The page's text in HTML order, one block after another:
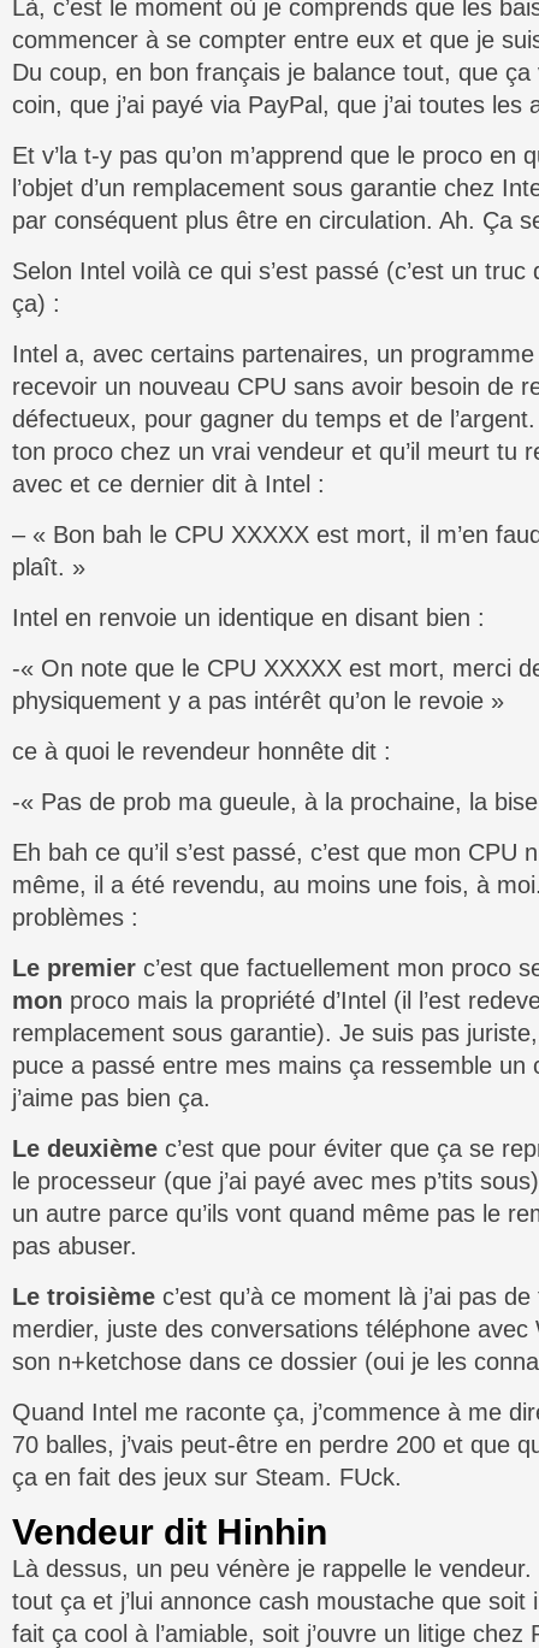
Là, c’est le moment où je comprends que les
commencer à se compter entre eux et que je
Du coup, en bon français je balance tout, que ça
coin, que j’ai payé via PayPal, que j’ai toutes
Et v’la t-y pas qu’on m’apprend que le proco en
l’objet d’un remplacement sous garantie chez
par conséquent plus être en circulation. Ah. Ça
Selon Intel voilà ce qui s’est passé (c’est un truc
ça) :
Intel a, avec certains partenaires, un
recevoir un nouveau CPU sans avoir besoin de
défectueux, pour gagner du temps et de
ton proco chez un vrai vendeur et qu’il meurt tu
avec et ce dernier dit à Intel :
– « Bon bah le CPU XXXXX est mort, il m’en
plaît. »
Intel en renvoie un identique en disant bien :
-« On note que le CPU XXXXX est mort, merci
physiquement y a pas intérêt qu’on le revoie »
ce à quoi le revendeur honnête dit :
-« Pas de prob ma gueule, à la prochaine, la
Eh bah ce qu’il s’est passé, c’est que mon CPU
même, il a été revendu, au moins une fois, à
problèmes :
Le premier c’est que factuellement mon proco
mon proco mais la propriété d’Intel (il l’est
remplacement sous garantie). Je suis pas
puce a passé entre mes mains ça ressemble un
j’aime pas bien ça.
Le deuxième c’est que pour éviter que ça se
le processeur (que j’ai payé avec mes p’tits
un autre parce qu’ils vont quand même pas le
pas abuser.
Le troisième c’est qu’à ce moment là j’ai pas
merdier, juste des conversations téléphone
son n+ketchose dans ce dossier (oui je les
Quand Intel me raconte ça, j’commence à me
70 balles, j’vais peut-être en perdre 200 et que
ça en fait des jeux sur Steam. FUck.
Vendeur dit Hinhin
Là dessus, un peu vénère je rappelle le
tout ça et j’lui annonce cash moustache que
fait ça cool à l’amiable, soit j’ouvre un litige